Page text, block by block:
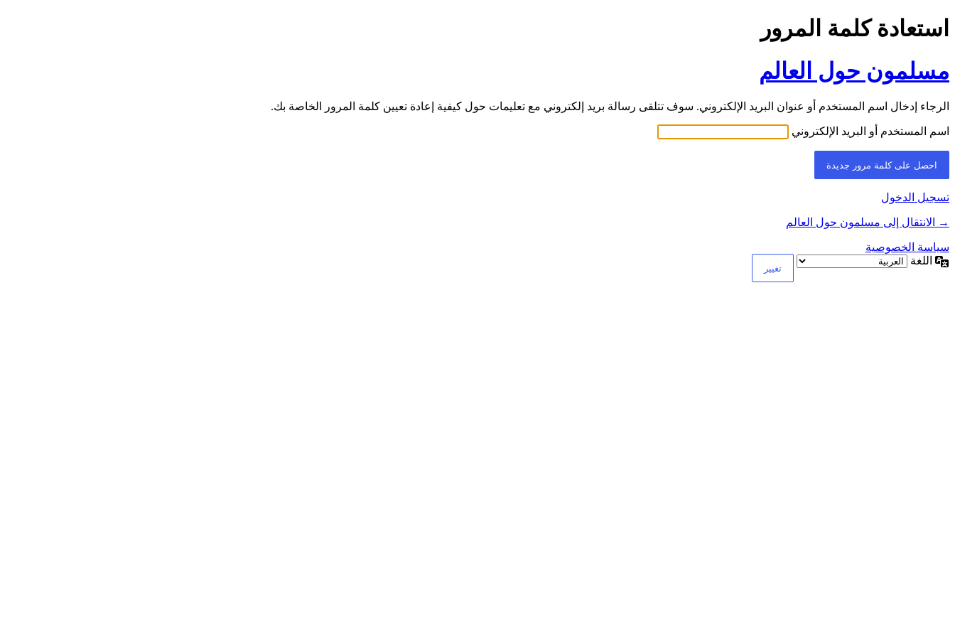
استعادة كلمة المرور
مسلمون حول العالم
الرجاء إدخال اسم المستخدم أو عنوان البريد الإلكتروني. سوف تتلقى رسالة بريد إلكتروني مع تعليمات حول كيفية إعادة تعيين كلمة المرور الخاصة بك.
اسم المستخدم أو البريد الإلكتروني
تسجيل الدخول
→ الانتقال إلى مسلمون حول العالم
سياسة الخصوصية
اللغة